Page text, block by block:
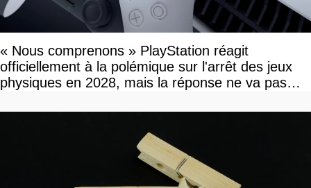
« Nous comprenons » PlayStation réagit
officiellement à la polémique sur l'arrêt des jeux
physiques en 2028, mais la réponse ne va pas